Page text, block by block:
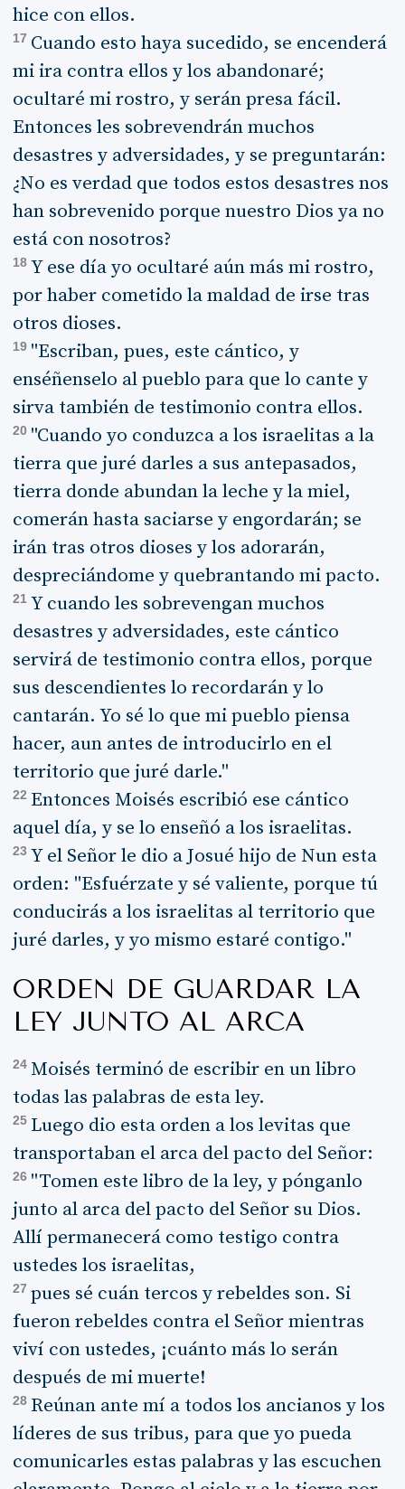
hice con ellos.
17 Cuando esto haya sucedido, se encenderá
mi ira contra ellos y los abandonaré;
ocultaré mi rostro, y serán presa fácil.
Entonces les sobrevendrán muchos
desastres y adversidades, y se preguntarán:
¿No es verdad que todos estos desastres nos
han sobrevenido porque nuestro Dios ya no
está con nosotros?
18 Y ese día yo ocultaré aún más mi rostro,
por haber cometido la maldad de irse tras
otros dioses.
19 "Escriban, pues, este cántico, y
enséñenselo al pueblo para que lo cante y
sirva también de testimonio contra ellos.
20 "Cuando yo conduzca a los israelitas a la
tierra que juré darles a sus antepasados,
tierra donde abundan la leche y la miel,
comerán hasta saciarse y engordarán; se
irán tras otros dioses y los adorarán,
despreciándome y quebrantando mi pacto.
21 Y cuando les sobrevengan muchos
desastres y adversidades, este cántico
servirá de testimonio contra ellos, porque
sus descendientes lo recordarán y lo
cantarán. Yo sé lo que mi pueblo piensa
hacer, aun antes de introducirlo en el
territorio que juré darle."
22 Entonces Moisés escribió ese cántico
aquel día, y se lo enseñó a los israelitas.
23 Y el Señor le dio a Josué hijo de Nun esta
orden: "Esfuérzate y sé valiente, porque tú
conducirás a los israelitas al territorio que
juré darles, y yo mismo estaré contigo."
ORDEN DE GUARDAR LA
LEY JUNTO AL ARCA
24 Moisés terminó de escribir en un libro
todas las palabras de esta ley.
25 Luego dio esta orden a los levitas que
transportaban el arca del pacto del Señor:
26 "Tomen este libro de la ley, y pónganlo
junto al arca del pacto del Señor su Dios.
Allí permanecerá como testigo contra
ustedes los israelitas,
27 pues sé cuán tercos y rebeldes son. Si
fueron rebeldes contra el Señor mientras
viví con ustedes, ¡cuánto más lo serán
después de mi muerte!
28 Reúnan ante mí a todos los ancianos y los
líderes de sus tribus, para que yo pueda
comunicarles estas palabras y las escuchen